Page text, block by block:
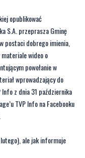
opublikować
S.A. przeprasza Gminę
postaci dobrego imienia,
wideo o
powołanie w
wprowadzający do
Info z dnia 31 października
TVP Info na Facebooku
ale jak informuje